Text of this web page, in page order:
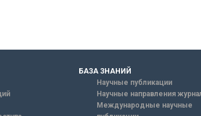
БАЗА ЗНАНИЙ
Научные публикации
Научные направления
Международные научные